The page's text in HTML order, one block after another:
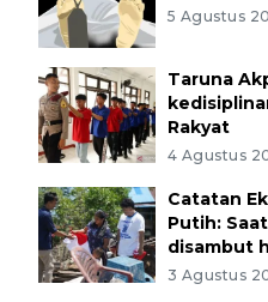
5 Agustus
Taruna
Rakyat
4 Agustus
Catatan
Putih:
disambut
3 Agustus